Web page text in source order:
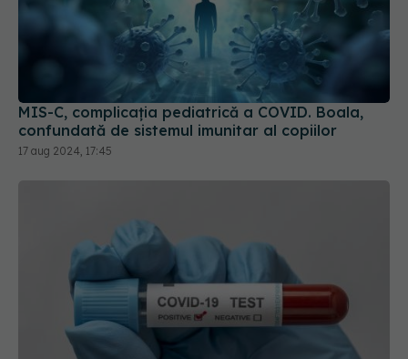
MIS-C, complicația pediatrică a COVID. Boala,
confundată de sistemul imunitar al copiilor
17 aug 2024, 17:45